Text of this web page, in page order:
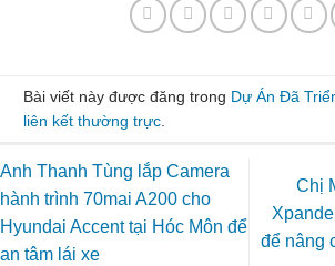
Bài viết này được đăng trong Dự Án Đã
liên kết thường trực
Anh Thanh Tùng lắp Camera
hành trình 70mai A200 cho
Hyundai Accent tại Hóc Môn để
an tâm lái xe
Chị
để nâng